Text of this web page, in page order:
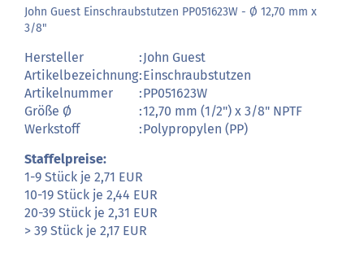
John Guest Einschraubstutzen PP051623W - Ø 12,70 mm x
3/8"
Hersteller :John Guest
Artikelbezeichnung:Einschraubstutzen
Artikelnummer
:PP051623W
Größe Ø
:12,70 mm (1/2") x 3/8" NPTF
Werkstoff
:Polypropylen (PP)
Staffelpreise:
1-9 Stück je 2,71 EUR
10-19 Stück je 2,44 EUR
20-39 Stück je 2,31 EUR
> 39 Stück je 2,17 EUR